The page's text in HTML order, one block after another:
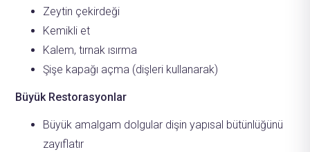
Zeytin çekirdeği
Kemikli et
Kalem, tırnak ısırma
Şişe kapağı açma (dişleri kullanarak)
Büyük Restorasyonlar
Büyük amalgam dolgular dişin yapısal bütünlüğünü
zayıflatır